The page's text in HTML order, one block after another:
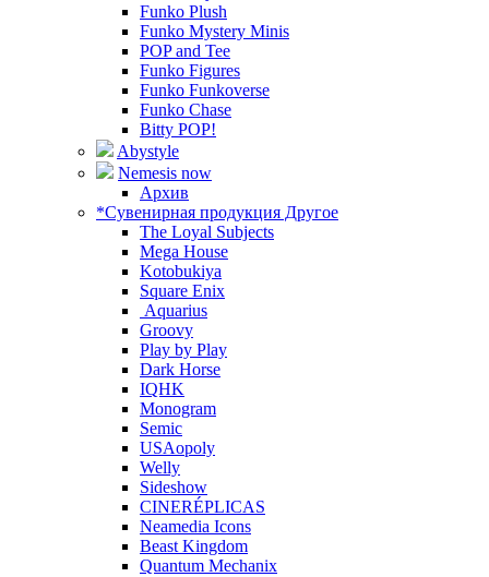
Funko Plush
Funko Mystery Minis
POP and Tee
Funko Figures
Funko Funkoverse
Funko Chase
Bitty POP!
Abystyle
Nemesis now
Архив
*Сувенирная продукция Другое
The Loyal Subjects
Mega House
Kotobukiya
Square Enix
Aquarius
Groovy
Play by Play
Dark Horse
IQHK
Monogram
Semic
USAopoly
Welly
Sideshow
CINERÉPLICAS
Neamedia Icons
Beast Kingdom
Quantum Mechanix